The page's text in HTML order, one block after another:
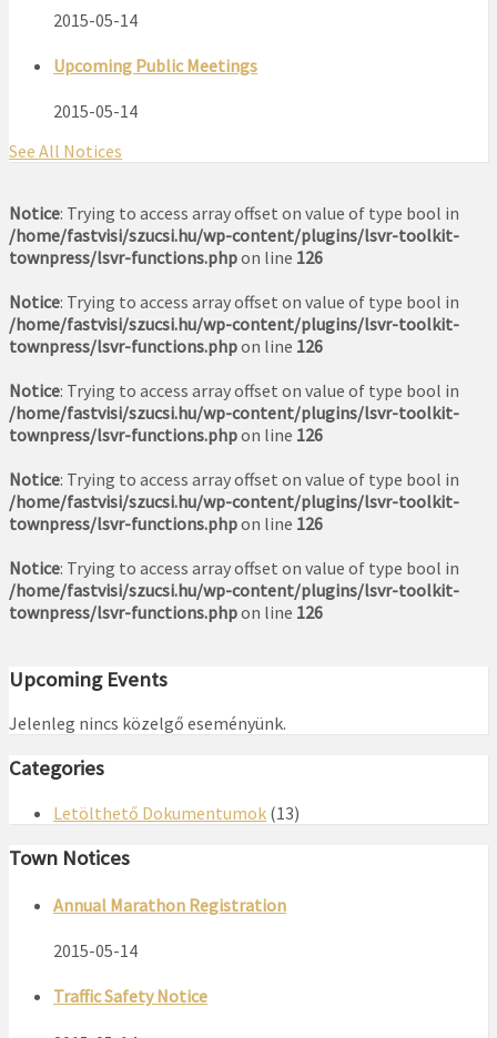
2015-05-14
Upcoming Public Meetings
2015-05-14
See All Notices
Notice: Trying to access array offset on value of type bool in
/home/fastvisi/szucsi.hu/wp-content/plugins/lsvr-toolkit-
townpress/lsvr-functions.phpon line 126
Notice: Trying to access array offset on value of type bool in
/home/fastvisi/szucsi.hu/wp-content/plugins/lsvr-toolkit-
townpress/lsvr-functions.phpon line 126
Notice: Trying to access array offset on value of type bool in
/home/fastvisi/szucsi.hu/wp-content/plugins/lsvr-toolkit-
townpress/lsvr-functions.phpon line 126
Notice: Trying to access array offset on value of type bool in
/home/fastvisi/szucsi.hu/wp-content/plugins/lsvr-toolkit-
townpress/lsvr-functions.phpon line 126
Notice: Trying to access array offset on value of type bool in
/home/fastvisi/szucsi.hu/wp-content/plugins/lsvr-toolkit-
townpress/lsvr-functions.phpon line 126
Upcoming Events
Jelenleg nincs közelgő eseményünk.
Categories
Letölthető Dokumentumok (13)
Town Notices
Annual Marathon Registration
2015-05-14
Traffic Safety Notice